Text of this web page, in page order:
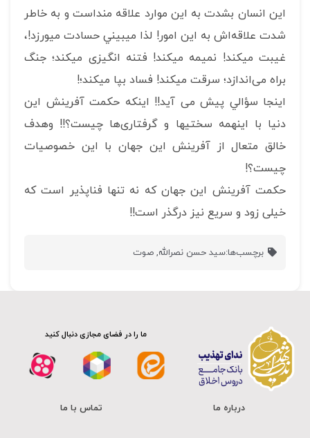
این انسان بشدت به این موارد علاقه منداست و به خاطر
شدت علاقه‌اش به این امور! لذا ميبيني حسادت میورزد!،
غيبت ميكند! نميمه ميكند! فتنه انگیزی میکند؛ جنگ
براه می‌اندازد؛ سرقت ميكند! فساد بپا ميكند؛!
اینجا سؤالي پیش می آید!! اینکه حکمت آفرینش اين
دنيا با اینهمه سختیها و گرفتاری‌ها چیست؟!! وهدف
خالق متعال از آفرينش این جهان با این خصوصیات
چیست؟!
حکمت آفرینش این جهان که نه تنها فناپذیر است که
خیلی زود و سریع نیز درگذر است!!
برچسب‌ها:سید حسن نصرالله,صوت
ما را در فضای مجازی دنبال کنید
درباره ما تماس با ما